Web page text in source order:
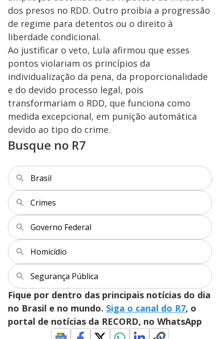
a
y
V
i
d
e
o
s o
s
M
u
d
dos presos no RDD. Outro proibia a progressão
de regime para detentos ou o direito à
liberdade condicional.
Ao justificar o veto, Lula afirmou que esses
pontos violariam os princípios da
individualização da pena, da proporcionalidade
e do devido processo legal, pois
transformariam o RDD, que funciona como
medida excepcional, em punição automática
devido ao tipo do crime.
Busque no R7
Brasil
Crimes
Governo Federal
Homicídio
Segurança Pública
Fique por dentro das principais notícias do dia
no Brasil e no mundo. Siga o canal do R7, o
portal de notícias da RECORD, no WhatsApp